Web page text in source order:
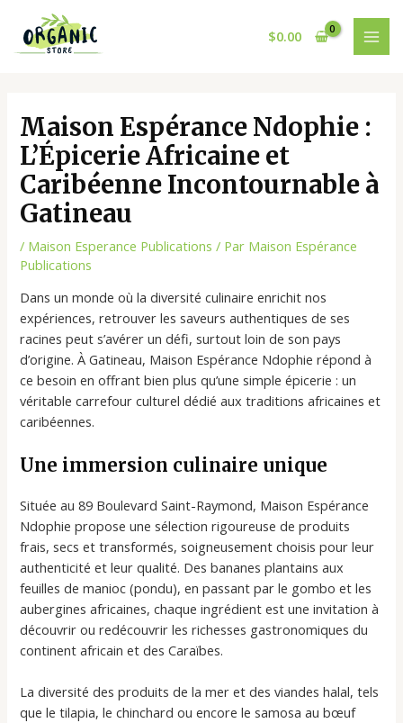
contenu
$0.00
Maison Espérance Ndophie :
L’Épicerie Africaine et
Caribéenne Incontournable à
Gatineau
/ Maison Esperance Publications / Par Maison Espérance
Publications
Dans un monde où la diversité culinaire enrichit nos
expériences, retrouver les saveurs authentiques de ses
racines peut s’avérer un défi, surtout loin de son pays
d’origine. À Gatineau, Maison Espérance Ndophie répond à
ce besoin en offrant bien plus qu’une simple épicerie : un
véritable carrefour culturel dédié aux traditions africaines et
caribéennes.
Une immersion culinaire unique
Située au 89 Boulevard Saint-Raymond, Maison Espérance
Ndophie propose une sélection rigoureuse de produits
frais, secs et transformés, soigneusement choisis pour leur
authenticité et leur qualité. Des bananes plantains aux
feuilles de manioc (pondu), en passant par le gombo et les
aubergines africaines, chaque ingrédient est une invitation à
découvrir ou redécouvrir les richesses gastronomiques du
continent africain et des Caraïbes.
La diversité des produits de la mer et des viandes halal, tels
que le tilapia, le chinchard ou encore le samosa au bœuf
navigation